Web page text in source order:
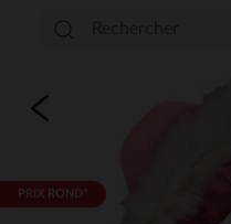
PRIX ROND*